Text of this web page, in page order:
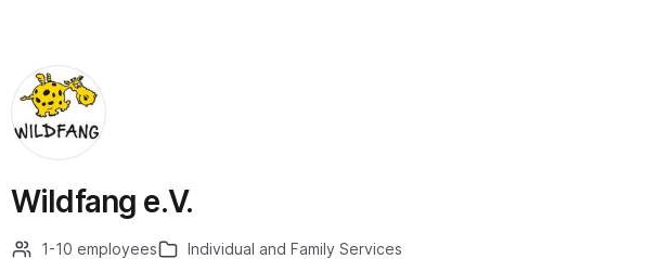
Wildfang e.V.
1-10 employees Individual and Family Services